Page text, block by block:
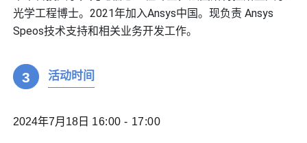
光学工程博士。2021年加入Ansys中国。现负责 Ansys
Speos技术支持和相关业务开发工作。
3 活动时间
2024年7月18日 16:00 - 17:00